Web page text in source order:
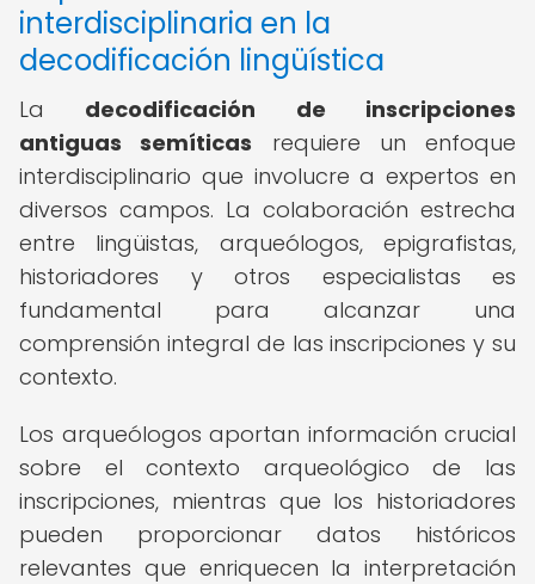
interdisciplinaria en la
decodificación lingüística
La decodificación de inscripciones
antiguas semíticas requiere un enfoque
interdisciplinario que involucre a expertos en
diversos campos. La colaboración estrecha
entre lingüistas, arqueólogos, epigrafistas,
historiadores y otros especialistas es
fundamental para alcanzar una
comprensión integral de las inscripciones y su
contexto.
Los arqueólogos aportan información crucial
sobre el contexto arqueológico de las
inscripciones, mientras que los historiadores
pueden proporcionar datos históricos
relevantes que enriquecen la interpretación